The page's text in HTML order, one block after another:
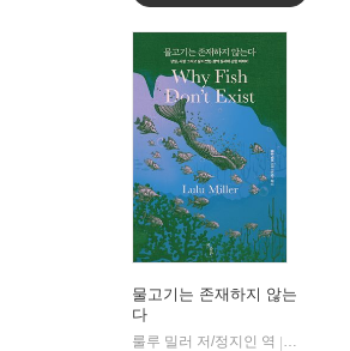
물고기는 존재하지 않는
다
룰루 밀러 저/정지인 역
곰출판